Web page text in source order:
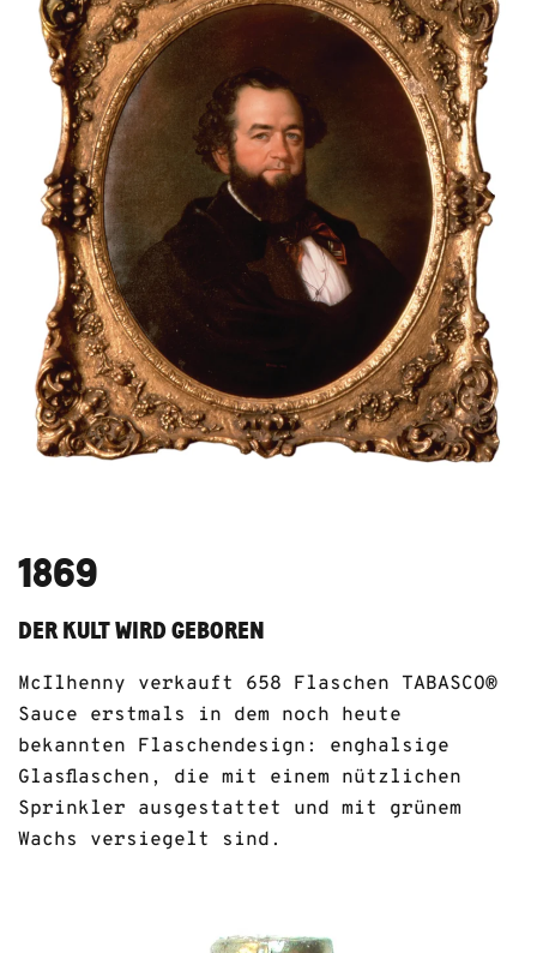
1869
DER KULT WIRD GEBOREN
McIlhenny verkauft 658 Flaschen TABASCO®
Sauce erstmals in dem noch heute
bekannten Flaschendesign: enghalsige
Glasflaschen, die mit einem nützlichen
Sprinkler ausgestattet und mit grünem
Wachs versiegelt sind.